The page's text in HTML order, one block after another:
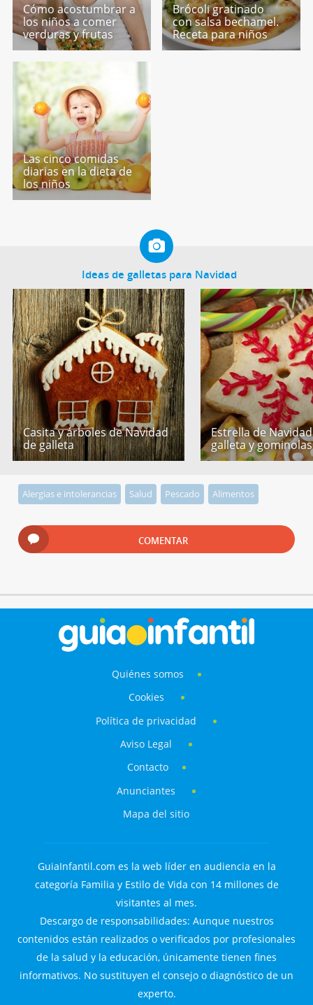
Cómo acostumbrar a
los niños a comer
verduras y frutas
Brócoli gratinado
con salsa bechamel.
Receta para niños
Las cinco comidas
diarias en la dieta de
los niños
Ideas de galletas para Navidad
Casita y árboles de Navidad
de galleta
Estrella de
galleta y gominolas
Alergias e intolerancias Salud Pescado Alimentos
COMENTAR
Quiénes somos
Cookies
Política de privacidad
Aviso Legal
Contacto
Anunciantes
Mapa del sitio
GuiaInfantil.com es la web líder en audiencia en la
categoría Familia y Estilo de Vida con 14 millones de
visitantes al mes.
Descargo de responsabilidades: Aunque nuestros
contenidos están realizados o verificados por profesionales
de la salud y la educación, únicamente tienen fines
informativos. No sustituyen el consejo o diagnóstico de un
experto.